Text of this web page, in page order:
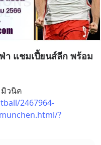
า แชมเปี้ยนส์ลีก พร้อม
มิวนิค
2467964-
?